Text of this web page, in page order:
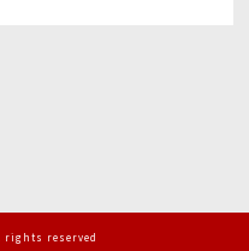
rights reserved